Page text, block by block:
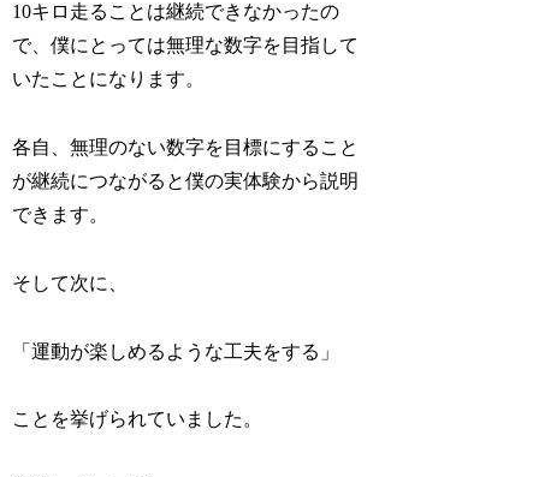
10キロ走ることは継続できなかったの
で、僕にとっては無理な数字を目指して
いたことになります。
各自、無理のない数字を目標にすること
が継続につながると僕の実体験から説明
できます。
そして次に、
「運動が楽しめるような工夫をする」
ことを挙げられていました。